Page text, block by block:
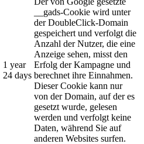
1 year
24 days
__gads-Cookie wird unter
der DoubleClick-Domain
gespeichert und verfolgt die
Anzahl der Nutzer, die eine
Anzeige sehen, misst den
Erfolg der Kampagne und
berechnet ihre Einnahmen.
Dieser Cookie kann nur
von der Domain, auf der es
gesetzt wurde, gelesen
werden und verfolgt keine
Daten, während Sie auf
anderen Websites surfen.